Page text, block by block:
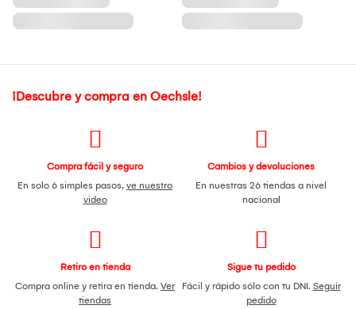
¡Descubre y compra en Oechsle!
Compra fácil y seguro
En solo 6 simples pasos, ve nuestro
video
Cambios y devoluciones
En nuestras 26 tiendas a nivel
nacional
Retiro en tienda
Compra online y retira en tienda. Ver
tiendas
Sigue tu pedido
Fácil y rápido sólo con tu DNI. Seguir
pedido